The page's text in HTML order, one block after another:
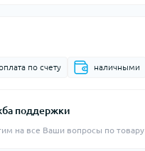
по счету наличными
поддержки
на все Ваши вопросы по товару